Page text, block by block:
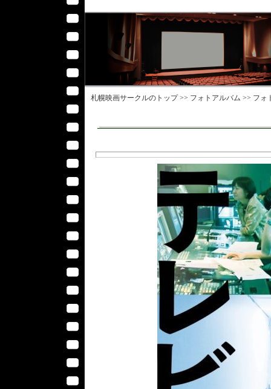
札幌映画サークルのトップ >> フォトアルバム >> フォ